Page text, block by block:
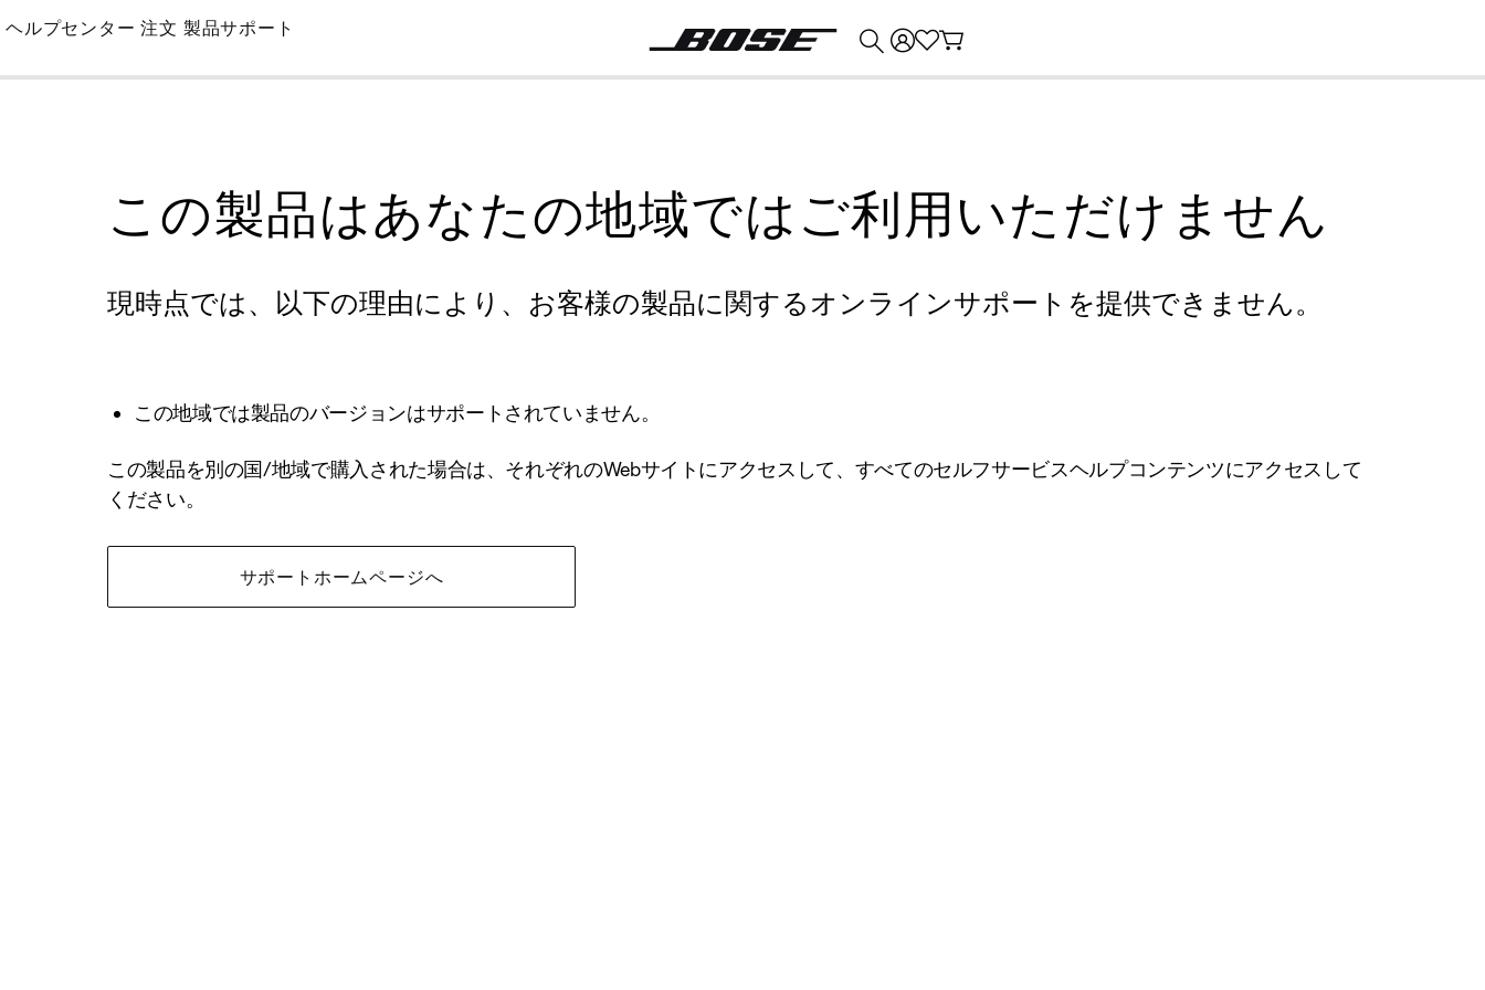
Skip
Main
ヘルプセンター 注文 製品サポート
この製品はあなたの地域ではご利用いただけません
現時点では、以下の理由により、お客様の製品に関するオンラインサポートを提供できません。
この地域では製品のバージョンはサポートされていません。
この製品を別の国/地域で購入された場合は、それぞれのWebサイトにアクセスして、すべてのセルフサービスヘルプコンテンツにアクセスして
ください。
サポートホームページへ